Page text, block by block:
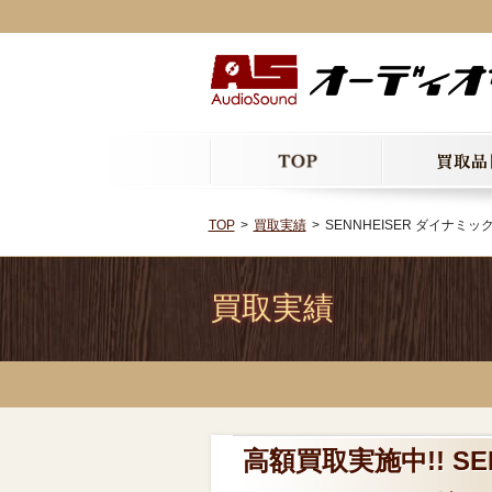
TOP 買取実績 SENNHEISER ダイナミッ
買取実績
高額買取実施中!!